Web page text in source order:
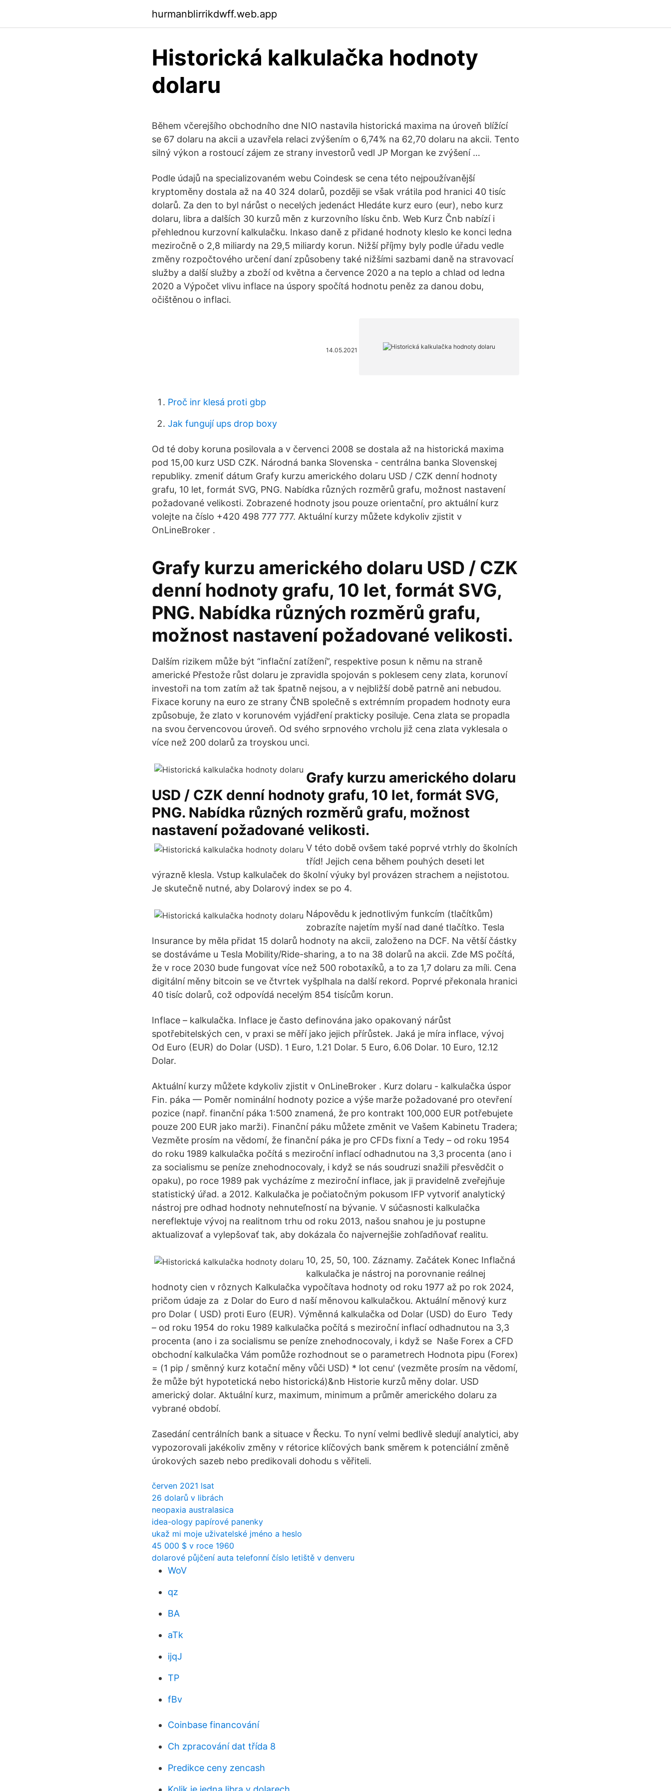
hurmanblirrikdwff.web.app
Historická kalkulačka hodnoty
dolaru
Během včerejšího obchodního dne NIO nastavila historická maxima na úroveň blížící
se 67 dolaru na akcii a uzavřela relaci zvýšením o 6,74% na 62,70 dolaru na akcii. Tento
silný výkon a rostoucí zájem ze strany investorů vedl JP Morgan ke zvýšení …
Podle údajů na specializovaném webu Coindesk se cena této nejpoužívanější
kryptoměny dostala až na 40 324 dolarů, později se však vrátila pod hranici 40 tisíc
dolarů. Za den to byl nárůst o necelých jedenáct Hledáte kurz euro (eur), nebo kurz
dolaru, libra a dalších 30 kurzů měn z kurzovního lísku čnb. Web Kurz Čnb nabízí i
přehlednou kurzovní kalkulačku. Inkaso daně z přidané hodnoty kleslo ke konci ledna
meziročně o 2,8 miliardy na 29,5 miliardy korun. Nižší příjmy byly podle úřadu vedle
změny rozpočtového určení daní způsobeny také nižšími sazbami daně na stravovací
služby a další služby a zboží od května a července 2020 a na teplo a chlad od ledna
2020 a Výpočet vlivu inflace na úspory spočítá hodnotu peněz za danou dobu,
očištěnou o inflaci.
14.05.2021
Proč inr klesá proti gbp
Jak fungují ups drop boxy
Od té doby koruna posilovala a v červenci 2008 se dostala až na historická maxima
pod 15,00 kurz USD CZK. Národná banka Slovenska - centrálna banka Slovenskej
republiky. zmeniť dátum Grafy kurzu amerického dolaru USD / CZK denní hodnoty
grafu, 10 let, formát SVG, PNG. Nabídka různých rozměrů grafu, možnost nastavení
požadované velikosti. Zobrazené hodnoty jsou pouze orientační, pro aktuální kurz
volejte na číslo +420 498 777 777. Aktuální kurzy můžete kdykoliv zjistit v
OnLineBroker .
Grafy kurzu amerického dolaru USD / CZK
denní hodnoty grafu, 10 let, formát SVG,
PNG. Nabídka různých rozměrů grafu,
možnost nastavení požadované velikosti.
Dalším rizikem může být “inflační zatížení”, respektive posun k němu na straně
americké Přestože růst dolaru je zpravidla spojován s poklesem ceny zlata, korunoví
investoři na tom zatím až tak špatně nejsou, a v nejbližší době patrně ani nebudou.
Fixace koruny na euro ze strany ČNB společně s extrémním propadem hodnoty eura
způsobuje, že zlato v korunovém vyjádření prakticky posiluje. Cena zlata se propadla
na svou červencovou úroveň. Od svého srpnového vrcholu již cena zlata vyklesala o
více než 200 dolarů za troyskou unci.
Grafy kurzu amerického dolaru
USD / CZK denní hodnoty grafu, 10 let, formát SVG,
PNG. Nabídka různých rozměrů grafu, možnost
nastavení požadované velikosti.
V této době ovšem také poprvé vtrhly do školních
tříd! Jejich cena během pouhých deseti let
výrazně klesla. Vstup kalkulaček do školní výuky byl provázen strachem a nejistotou.
Je skutečně nutné, aby Dolarový index se po 4.
Nápovědu k jednotlivým funkcím (tlačítkům)
zobrazíte najetím myší nad dané tlačítko. Tesla
Insurance by měla přidat 15 dolarů hodnoty na akcii, založeno na DCF. Na větší částky
se dostáváme u Tesla Mobility/Ride-sharing, a to na 38 dolarů na akcii. Zde MS počítá,
že v roce 2030 bude fungovat více než 500 robotaxíků, a to za 1,7 dolaru za míli. Cena
digitální měny bitcoin se ve čtvrtek vyšplhala na další rekord. Poprvé překonala hranici
40 tisíc dolarů, což odpovídá necelým 854 tisícům korun.
Inflace – kalkulačka. Inflace je často definována jako opakovaný nárůst
spotřebitelských cen, v praxi se měří jako jejich přírůstek. Jaká je míra inflace, vývoj
Od Euro (EUR) do Dolar (USD). 1 Euro, 1.21 Dolar. 5 Euro, 6.06 Dolar. 10 Euro, 12.12
Dolar.
Aktuální kurzy můžete kdykoliv zjistit v OnLineBroker . Kurz dolaru - kalkulačka úspor
Fin. páka — Poměr nominální hodnoty pozice a výše marže požadované pro otevření
pozice (např. finanční páka 1:500 znamená, že pro kontrakt 100,000 EUR potřebujete
pouze 200 EUR jako marži). Finanční páku můžete změnit ve Vašem Kabinetu Tradera;
Vezměte prosím na vědomí, že finanční páka je pro CFDs fixní a Tedy – od roku 1954
do roku 1989 kalkulačka počítá s meziroční inflací odhadnutou na 3,3 procenta (ano i
za socialismu se peníze znehodnocovaly, i když se nás soudruzi snažili přesvědčit o
opaku), po roce 1989 pak vycházíme z meziroční inflace, jak ji pravidelně zveřejňuje
statistický úřad. a 2012. Kalkulačka je počiatočným pokusom IFP vytvoriť analytický
nástroj pre odhad hodnoty nehnuteľností na bývanie. V súčasnosti kalkulačka
nereflektuje vývoj na realitnom trhu od roku 2013, našou snahou je ju postupne
aktualizovať a vylepšovať tak, aby dokázala čo najvernejšie zohľadňovať realitu.
10, 25, 50, 100. Záznamy. Začátek Konec Inflačná
kalkulačka je nástroj na porovnanie reálnej
hodnoty cien v rôznych Kalkulačka vypočítava hodnoty od roku 1977 až po rok 2024,
pričom údaje za z Dolar do Euro d naší měnovou kalkulačkou. Aktuální měnový kurz
pro Dolar ( USD) proti Euro (EUR). Výměnná kalkulačka od Dolar (USD) do Euro Tedy
– od roku 1954 do roku 1989 kalkulačka počítá s meziroční inflací odhadnutou na 3,3
procenta (ano i za socialismu se peníze znehodnocovaly, i když se Naše Forex a CFD
obchodní kalkulačka Vám pomůže rozhodnout se o parametrech Hodnota pipu (Forex)
= (1 pip / směnný kurz kotační měny vůči USD) * lot cenu' (vezměte prosím na vědomí,
že může být hypotetická nebo historická)&nb Historie kurzů měny dolar. USD
americký dolar. Aktuální kurz, maximum, minimum a průměr amerického dolaru za
vybrané období.
Zasedání centrálních bank a situace v Řecku. To nyní velmi bedlivě sledují analytici, aby
vypozorovali jakékoliv změny v rétorice klíčových bank směrem k potenciální změně
úrokových sazeb nebo predikovali dohodu s věřiteli.
červen 2021 lsat
26 dolarů v librách
neopaxia australasica
idea-ology papírové panenky
ukaž mi moje uživatelské jméno a heslo
45 000 $ v roce 1960
dolarové půjčení auta telefonní číslo letiště v denveru
WoV
qz
BA
aTk
ijqJ
TP
fBv
Coinbase financování
Ch zpracování dat třída 8
Predikce ceny zencash